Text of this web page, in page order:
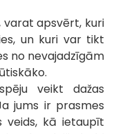
varat apsvērt, kuri
un kuri var tikt
no nevajadzīgām
veikt dažas
jums ir prasmes
veids, kā ietaupīt